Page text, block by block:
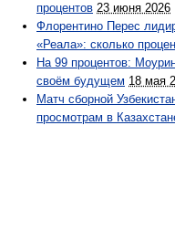
процентов 23 июня 2026
Флорентино Перес
«Реала»: сколько
На 99 процентов:
своём будущем 18 мая
Матч сборной
просмотрам в